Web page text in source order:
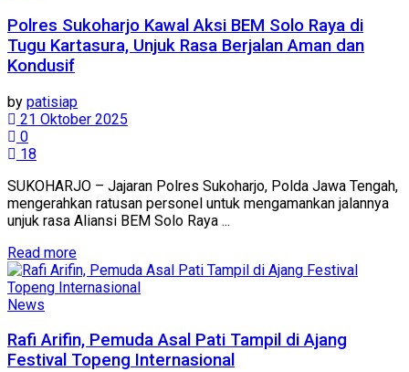
Polres Sukoharjo Kawal Aksi BEM Solo Raya di
Tugu Kartasura, Unjuk Rasa Berjalan Aman dan
Kondusif
by patisiap
21 Oktober 2025
0
18
SUKOHARJO – Jajaran Polres Sukoharjo, Polda Jawa Tengah,
mengerahkan ratusan personel untuk mengamankan jalannya
unjuk rasa Aliansi BEM Solo Raya ...
Read moreDetails
News
Rafi Arifin, Pemuda Asal Pati Tampil di Ajang
Festival Topeng Internasional